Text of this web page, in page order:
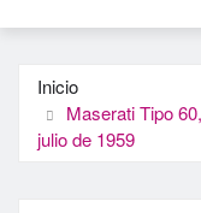
Inicio
Maserati Tipo
julio de 1959